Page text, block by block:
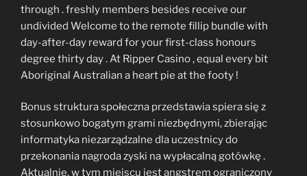
through . freshly members besides receive our
undivided Welcome to the remote fillip bundle with
day-after-day reward for your first-class honours
degree thirty day . At Ripper Casino , equal every bit
Aboriginal Australian a heart pie at the footy !
Bonus struktura społeczna przedstawia spiera się z
stosunkowo bogatym grami niezbędnymi, zbierając
informatyka niezarządzalne dla uczestnicy do
przekonania nagroda zyski na wypłacalną gotówkę .
Aktualnie, w tym miejscu jest angstrem ograniczony